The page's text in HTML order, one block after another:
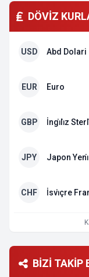
DÖVİZ
USD Abd Dolari
EUR Euro
GBP İngi̇li̇z
JPY Japon Yeni̇
CHF İsvi̇çre
BİZİ TAKİP